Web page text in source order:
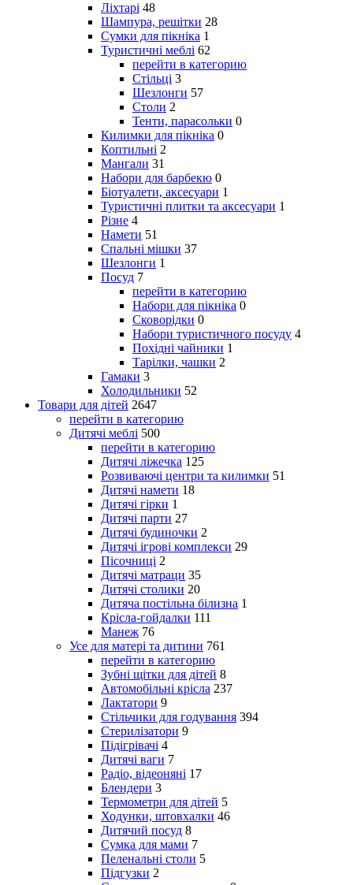
Ліхтарі 48
Шампура, решітки 28
Сумки для пікніка 1
Туристичні меблі 62
перейти в категорию
Стільці 3
Шезлонги 57
Столи 2
Тенти, парасольки 0
Килимки для пікніка 0
Коптильні 2
Мангали 31
Набори для барбекю 0
Біотуалети, аксесуари 1
Туристичні плитки та аксесуари 1
Різне 4
Намети 51
Спальні мішки 37
Шезлонги 1
Посуд 7
перейти в категорию
Набори для пікніка 0
Сковорідки 0
Набори туристичного посуду 4
Похідні чайники 1
Тарілки, чашки 2
Гамаки 3
Холодильники 52
Товари для дітей 2647
перейти в категорию
Дитячі меблі 500
перейти в категорию
Дитячі ліжечка 125
Розвиваючі центри та килимки 51
Дитячі намети 18
Дитячі гірки 1
Дитячі парти 27
Дитячі будиночки 2
Дитячі ігрові комплекси 29
Пісочниці 2
Дитячі матраци 35
Дитячі столики 20
Дитяча постільна білизна 1
Крісла-гойдалки 111
Манеж 76
Усе для матері та дитини 761
перейти в категорию
Зубні щітки для дітей 8
Автомобільні крісла 237
Лактатори 9
Стільчики для годування 394
Стерилізатори 9
Підігрівачі 4
Дитячі ваги 7
Радіо, відеоняні 17
Блендери 3
Термометри для дітей 5
Ходунки, штовхалки 46
Дитячий посуд 8
Сумка для мами 7
Пеленальні столи 5
Підгузки 2